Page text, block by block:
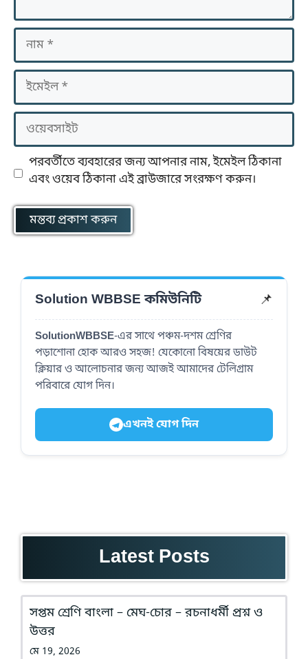
নাম
ইমেইল
ওয়েবসাইট
পরবর্তীতে ব্যবহারের জন্য আপনার নাম, ইমেইল ঠিকানা
এবং ওয়েব ঠিকানা এই ব্রাউজারে সংরক্ষণ করুন।
Solution WBBSE কমিউনিটি 📌
SolutionWBBSE-এর সাথে পঞ্চম-দশম শ্রেণির
পড়াশোনা হোক আরও সহজ! যেকোনো বিষয়ের ডাউট
ক্লিয়ার ও আলোচনার জন্য আজই আমাদের টেলিগ্রাম
পরিবারে যোগ দিন।
এখনই যোগ দিন
Latest Posts
সপ্তম শ্রেণি বাংলা – মেঘ-চোর – রচনাধর্মী প্রশ্ন ও
উত্তর
মে 19, 2026